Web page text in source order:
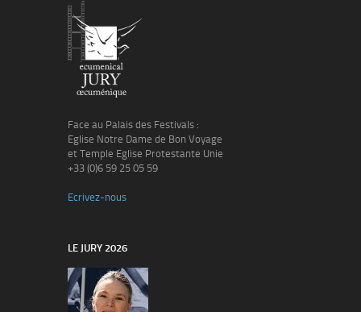
Face au Palais des Festivals :
Eglise Notre Dame de Bon Voyage
et Temple Eglise Protestante Unie
+33 (0)6 59 25 05 59
Ecrivez-nous
LE JURY 2026